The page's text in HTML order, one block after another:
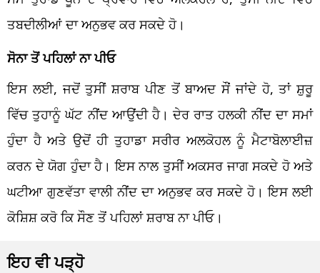
ਤਬਦੀਲੀਆਂ ਦਾ ਅਨੁਭਵ ਕਰ ਸਕਦੇ ਹੋ।
ਸੋਨਾ ਤੋਂ ਪਹਿਲਾਂ ਨਾ ਪੀਓ
ਇਸ ਲਈ, ਜਦੋਂ ਤੁਸੀਂ ਸ਼ਰਾਬ ਪੀਣ ਤੋਂ ਬਾਅਦ ਸੌਂ ਜਾਂਦੇ ਹੋ, ਤਾਂ ਸ਼ੁਰੂ
ਵਿੱਚ ਤੁਹਾਨੂੰ ਘੱਟ ਨੀਂਦ ਆਉਂਦੀ ਹੈ। ਦੇਰ ਰਾਤ ਹਲਕੀ ਨੀਂਦ ਦਾ ਸਮਾਂ
ਹੁੰਦਾ ਹੈ ਅਤੇ ਉਦੋਂ ਹੀ ਤੁਹਾਡਾ ਸਰੀਰ ਅਲਕੋਹਲ ਨੂੰ ਮੈਟਾਬੋਲਾਈਜ਼
ਕਰਨ ਦੇ ਯੋਗ ਹੁੰਦਾ ਹੈ। ਇਸ ਨਾਲ ਤੁਸੀਂ ਅਕਸਰ ਜਾਗ ਸਕਦੇ ਹੋ ਅਤੇ
ਘਟੀਆ ਗੁਣਵੱਤਾ ਵਾਲੀ ਨੀਂਦ ਦਾ ਅਨੁਭਵ ਕਰ ਸਕਦੇ ਹੋ। ਇਸ ਲਈ
ਕੋਸ਼ਿਸ਼ ਕਰੋ ਕਿ ਸੌਣ ਤੋਂ ਪਹਿਲਾਂ ਸ਼ਰਾਬ ਨਾ ਪੀਓ।
ਇਹ ਵੀ ਪੜ੍ਹੋ